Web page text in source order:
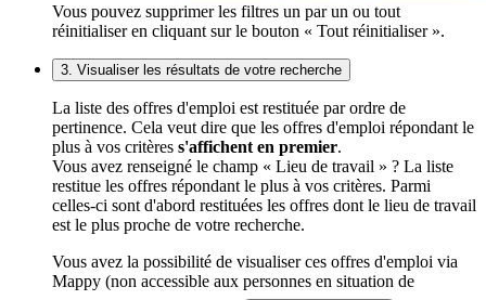
Vous pouvez supprimer les filtres un par un ou tout
réinitialiser en cliquant sur le bouton « Tout réinitialiser ».
3. Visualiser les résultats de votre recherche
La liste des offres d'emploi est restituée par ordre de
pertinence. Cela veut dire que les offres d'emploi répondant le
plus à vos critères s'affichent en premier.
Vous avez renseigné le champ « Lieu de travail » ? La liste
restitue les offres répondant le plus à vos critères. Parmi
celles-ci sont d'abord restituées les offres dont le lieu de travail
est le plus proche de votre recherche.
Vous avez la possibilité de visualiser ces offres d'emploi via
Mappy (non accessible aux personnes en situation de